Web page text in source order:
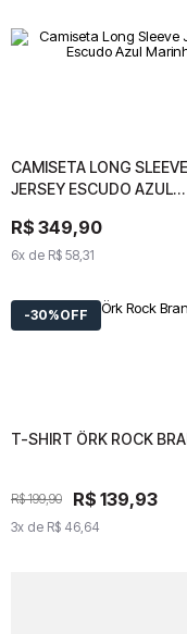
CAMISETA LONG SLEEVE
JERSEY ESCUDO AZUL
R$ 349,90
6x de R$ 58,31
CAMISETA LONG
JERSEY ESCUDO AZUL
R$ 349,90
6x deR$ 58
30%OFF
T-SHIRT ÖRK ROCK
R$ 199,90 R$ 139,93
3x de R$ 46,64
T-SHIRT ÖRK ROCK
R$ 199 90 R$ 139,93
3x deR$ 46